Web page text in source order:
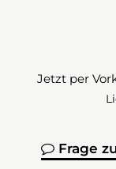
Jetzt per
Frage